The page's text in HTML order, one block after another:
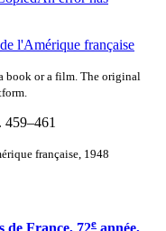
l'Amérique française
book or a film. The original
459–461
française, 1948
e